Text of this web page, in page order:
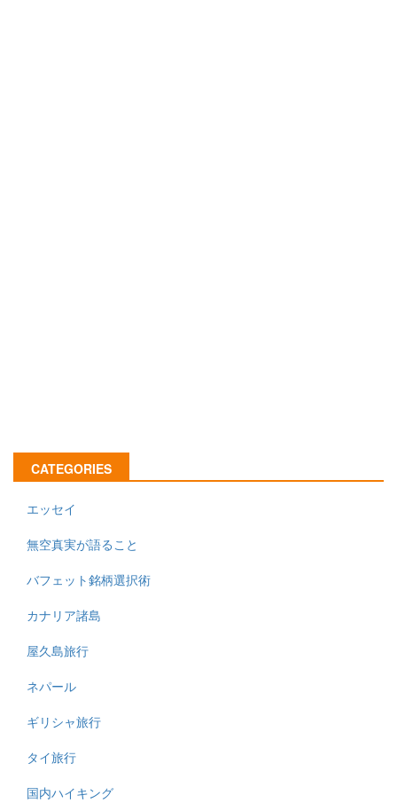
CATEGORIES
エッセイ
無空真実が語ること
バフェット銘柄選択術
カナリア諸島
屋久島旅行
ネパール
ギリシャ旅行
タイ旅行
国内ハイキング